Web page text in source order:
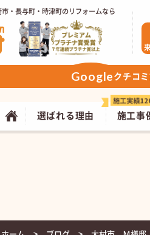
・長与町・時津町のリフォームなら
施工事
選ばれる理由
Googleクチコ